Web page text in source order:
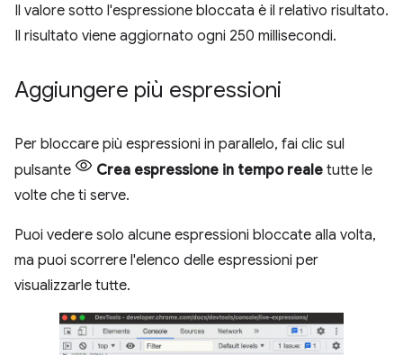
Il valore sotto l'espressione bloccata è il relativo risultato.
Il risultato viene aggiornato ogni 250 millisecondi.
Aggiungere più espressioni
Per bloccare più espressioni in parallelo, fai clic sul
pulsante
Crea espressione in tempo reale tutte le
volte che ti serve.
Puoi vedere solo alcune espressioni bloccate alla volta,
ma puoi scorrere l'elenco delle espressioni per
visualizzarle tutte.